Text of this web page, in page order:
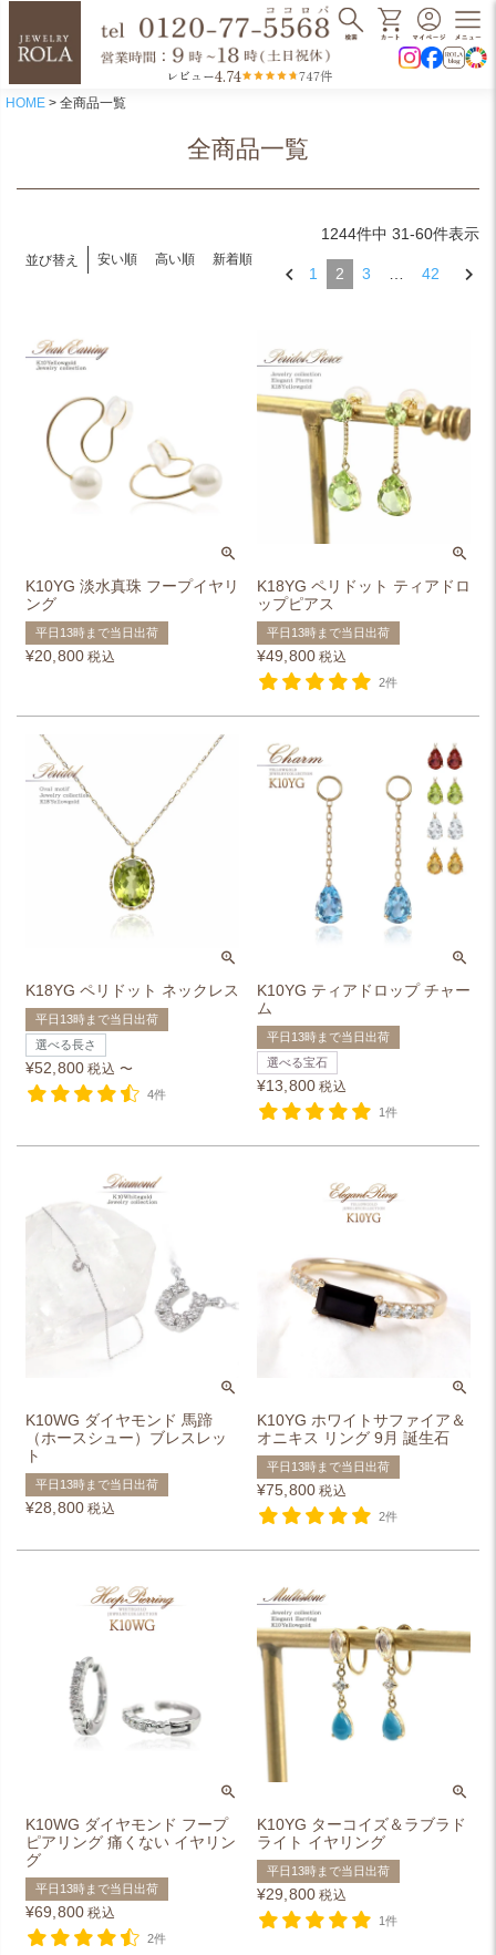
レビュー4.74 747件
HOME 全商品一覧
全商品一覧
並び替え 安い順 高い順 新着順
1244件中 31-60件表示
1 2 3 42
K10YG 淡水真珠 フープイヤリ
ング
平日13時まで当日出荷
¥20,800 税込
K18YG ペリドット ティアドロ
ップピアス
平日13時まで当日出荷
¥49,800 税込
2件
K18YG ペリドット ネックレス
平日13時まで当日出荷
選べる長さ
¥52,800 税込 〜
4件
K10YG ティアドロップ チャー
ム
平日13時まで当日出荷
選べる宝石
¥13,800 税込
1件
K10WG ダイヤモンド 馬蹄
（ホースシュー）ブレスレッ
ト
平日13時まで当日出荷
¥28,800 税込
K10YG ホワイトサファイア＆
オニキス リング 9月 誕生石
平日13時まで当日出荷
¥75,800 税込
2件
K10WG ダイヤモンド フープ
ピアリング 痛くない イヤリン
グ
平日13時まで当日出荷
¥69,800 税込
2件
K10YG ターコイズ＆ラブラド
ライト イヤリング
平日13時まで当日出荷
¥29,800 税込
1件